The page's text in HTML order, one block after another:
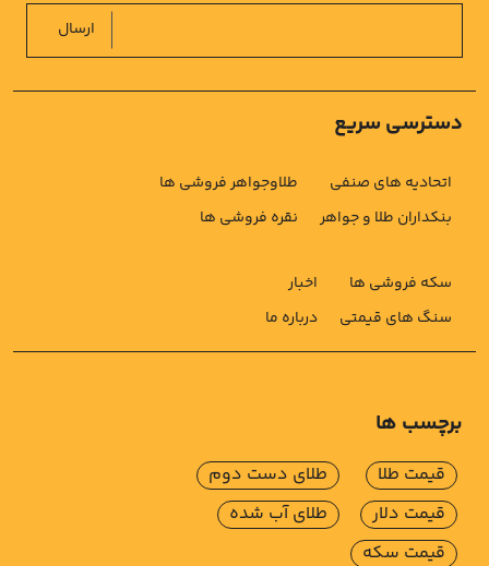
دسترسی سریع
اتحادیه های صنفی
بنکداران طلا و جواهر
طلاوجواهر فروشی ها
نقره فروشی ها
سکه فروشی ها
سنگ های قیمتی
اخبار
درباره ما
ارسال
برچسب ها
قیمت طلا
قیمت دلار
قیمت سکه
طلای دست دوم
طلای آب شده